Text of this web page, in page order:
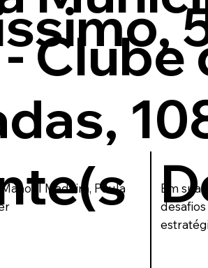
Clube
Madeira, Paula
Em sua